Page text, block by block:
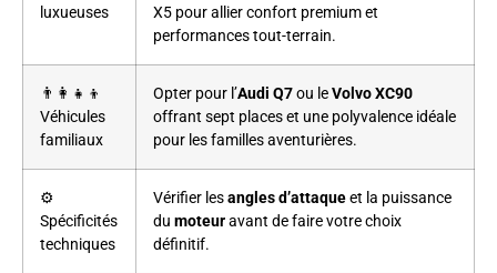
luxueuses
X5 pour allier confort premium et
performances tout-terrain.
👨‍👩‍👧‍👦
Véhicules
familiaux
Opter pour l’Audi Q7ou leVolvo XC90
offrant sept places et une polyvalence idéale
pour les familles aventurières.
⚙️
Spécificités
techniques
Vérifier lesangles d’attaqueet la puissance
du moteuravant de faire votre choix
définitif.